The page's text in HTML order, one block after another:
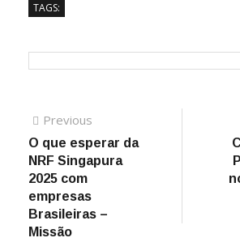
TAGS:
Previous
O que esperar da
NRF Singapura
2025 com
empresas
Brasileiras –
Missão